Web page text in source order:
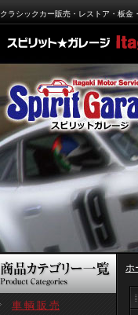
クラシックカー販売・レストア・板
車 輌 販 売
ホ